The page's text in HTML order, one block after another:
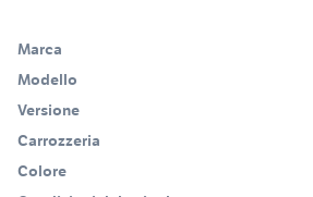
Marca
Modello
Versione
Carrozzeria
Colore